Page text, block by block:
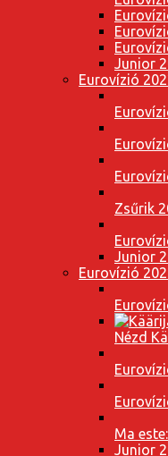
Junior
Eurovízió
Zsűrik
Junior
Eurovízió
Nézd
Ma
Junior